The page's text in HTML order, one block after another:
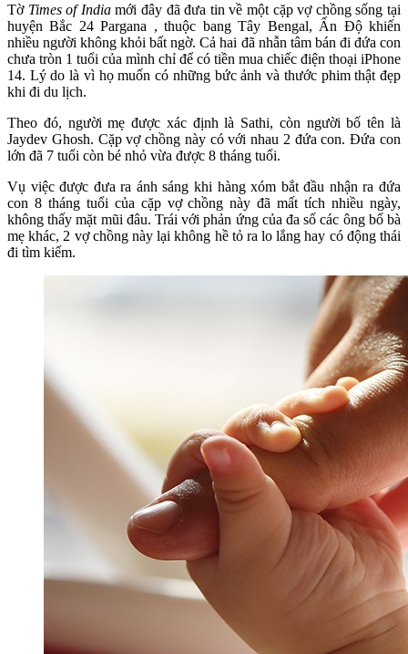
Tờ Times of Indiamới đây đã đưa tin về một cặp vợ chồng sống tại
huyện Bắc 24 Pargana , thuộc bang Tây Bengal, Ấn Độ khiến
nhiều người không khỏi bất ngờ. Cả hai đã nhẫn tâm bán đi đứa con
chưa tròn 1 tuổi của mình chỉ để có tiền mua chiếc điện thoại iPhone
14. Lý do là vì họ muốn có những bức ảnh và thước phim thật đẹp
khi đi du lịch.
Theo đó, người mẹ được xác định là Sathi, còn người bố tên là
Jaydev Ghosh. Cặp vợ chồng này có với nhau 2 đứa con. Đứa con
lớn đã 7 tuổi còn bé nhỏ vừa được 8 tháng tuổi.
Vụ việc được đưa ra ánh sáng khi hàng xóm bắt đầu nhận ra đứa
con 8 tháng tuổi của cặp vợ chồng này đã mất tích nhiều ngày,
không thấy mặt mũi đâu. Trái với phản ứng của đa số các ông bố bà
mẹ khác, 2 vợ chồng này lại không hề tỏ ra lo lắng hay có động thái
đi tìm kiếm.